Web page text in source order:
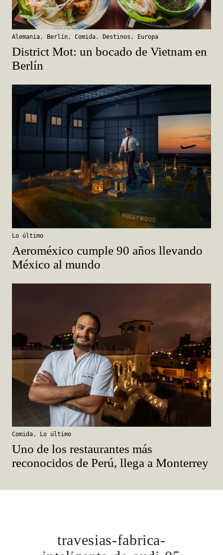
Alemania, Berlín, Comida, Destinos , Europa
District Mot: un bocado de Vietnam en
Berlín
Lo último
Aeroméxico cumple 90 años llevando
México al mundo
Comida, Lo último
Uno de los restaurantes más
reconocidos de Perú, llega a Monterrey
travesias-fabrica-